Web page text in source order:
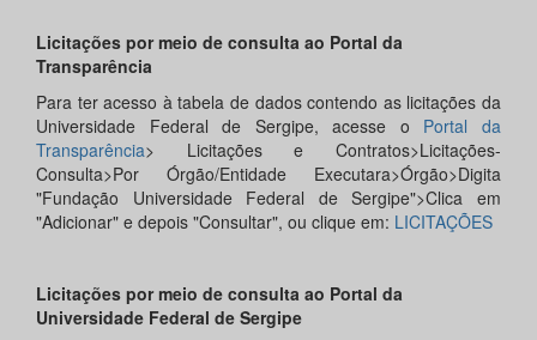
Licitações por meio de consulta ao Portal da
Transparência
Para ter acesso à tabela de dados contendo as licitações da
Universidade Federal de Sergipe, acesse o Portal da
Transparência> Licitações e Contratos>Licitações-
Consulta>Por Órgão/Entidade Executara>Órgão>Digita
"Fundação Universidade Federal de Sergipe">Clica em
"Adicionar" e depois "Consultar", ou clique em: LICITAÇÕES
Licitações por meio de consulta ao Portal da
Universidade Federal de Sergipe